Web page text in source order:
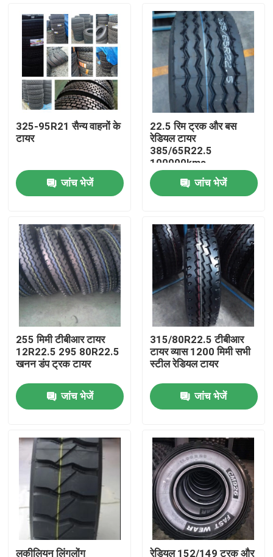
उत्पाद
हमारे बारे में
फैक्टरी यात्रा
गुणवत्ता नियंत्रण
हमसे संपर्क करें
समाचार
सभी मामलों
ट्रक बस टायर
टीबीआर टायर्स
325-95R21 सैन्य वाहनों के
टायर
जांच भेजें
22.5 रिम ट्रक और बस
रेडियल टायर
385/65R22.5
100000kms
जांच भेजें
255 मिमी टीबीआर टायर
12R22.5 295 80R22.5
खनन डंप ट्रक टायर
जांच भेजें
315/80R22.5 टीबीआर
टायर व्यास 1200 मिमी सभी
स्टील रेडियल टायर
जांच भेजें
लकीलियन लिंगलोंग रेडियल 152/149 ट्रक और